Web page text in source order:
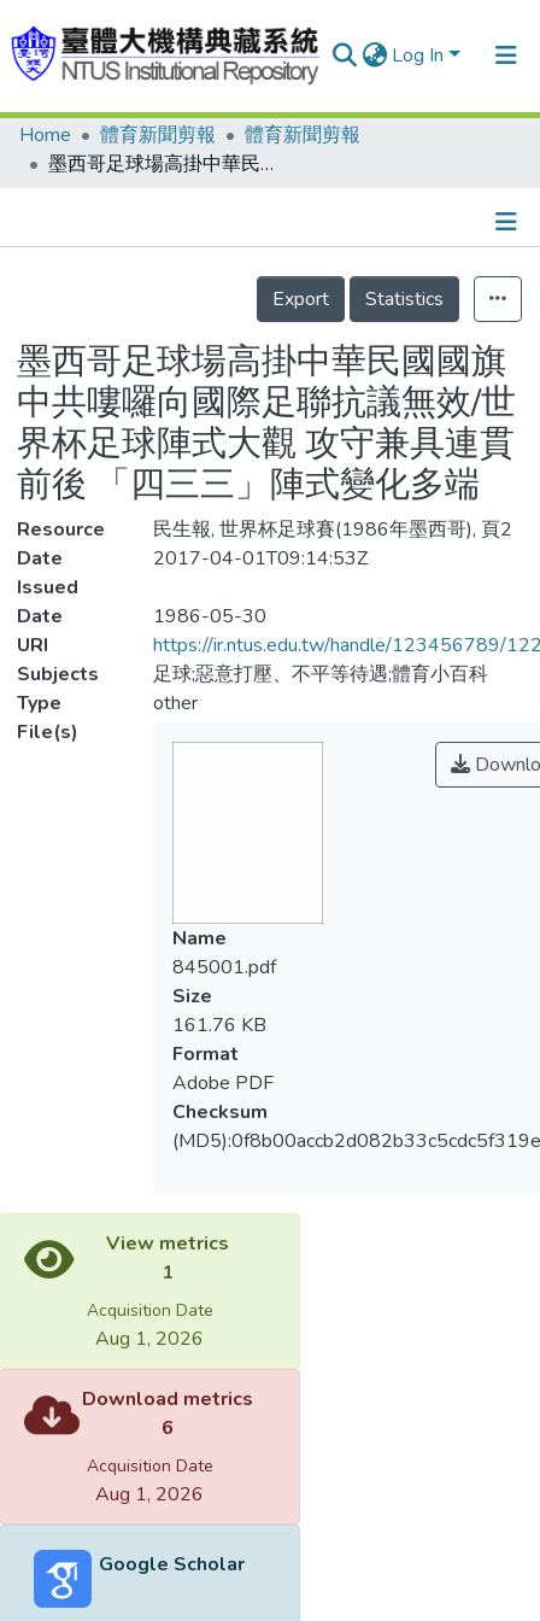
Log In
Communities & Collections
Statistics
Home 體育新聞剪報
體育新聞剪報
墨西哥足球場高掛中華民國國旗 中共嘍囉向國際足聯抗議無效/世界杯足球陣式大觀 攻守兼具連貫前後 「四三三」陣式變化多端
Details
Export
Statistics
墨西哥足球場高掛中華民國國旗
中共嘍囉向國際足聯抗議無效/世
界杯足球陣式大觀 攻守兼具連貫
前後 「四三三」陣式變化多端
Resource
民生報, 世界杯足球賽(1986年墨西哥), 頁2
Date
Issued
2017-04-01T09:14:53Z
Date
1986-05-30
URI
https://ir.ntus.edu.tw/handle/123456789/
Subjects
足球;惡意打壓、不平等待遇;體育小百科
Type
other
File(s)
Name
845001.pdf
Size
161.76 KB
Format
Adobe PDF
Checksum
View metrics
1
Acquisition Date
Aug 1, 2026
Download metrics
6
Acquisition Date
Aug 1, 2026
Google Scholar